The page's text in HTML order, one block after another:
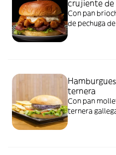
crujiente de
Con pan
de pechuga
ternera
Con pan
ternera
añadirlas